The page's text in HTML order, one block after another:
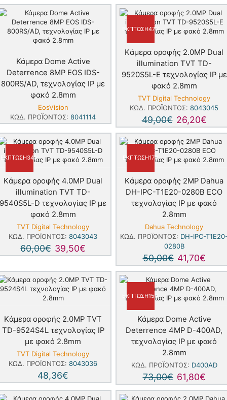
Κάμερα Dome Active
Deterrence 8MP EOS IDS-
800RS/AD, τεχνολογίας IP με
φακό 2.8mm
EosVision
ΚΩΔ. ΠΡΟΪΌΝΤΟΣ: 8041114
ΈΚΠΤΩΣΗ47%
Kάμερα οροφής 2.0MP Dual
illumination TVT TD-
9520S5L-E τεχνολογίας IP με
φακό 2.8mm
TVT Digital Technology
ΚΩΔ. ΠΡΟΪΌΝΤΟΣ: 8043045
49,00€ 26,20€
ΈΚΠΤΩΣΗ34%
Kάμερα οροφής 4.0MP Dual
illumination TVT TD-
9540S5L-D τεχνολογίας IP με
φακό 2.8mm
TVT Digital Technology
ΚΩΔ. ΠΡΟΪΌΝΤΟΣ: 8043043
60,00€ 39,50€
ΈΚΠΤΩΣΗ17%
Kάμερα οροφής 2MP Dahua
DH-IPC-T1E20-0280B ECO
τεχνολογίας IP με φακό
2.8mm
Dahua Technology
ΚΩΔ. ΠΡΟΪΌΝΤΟΣ: DH-IPC-
0280B
50,00€ 41,70€
Kάμερα οροφής 2.0MP TVT
TD-9524S4L τεχνολογίας IP
με φακό 2.8mm
TVT Digital Technology
ΚΩΔ. ΠΡΟΪΌΝΤΟΣ: 8043036
48,36€
ΈΚΠΤΩΣΗ15%
Κάμερα Dome Active
Deterrence 4MP D-400AD,
τεχνολογίας IP με φακό
2.8mm
ΚΩΔ. ΠΡΟΪΌΝΤΟΣ: D400AD
73,00€ 61,80€